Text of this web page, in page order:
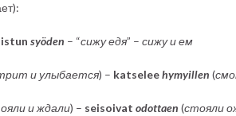
istun syöden – “сижу едя” – сижу и ем
и улыбается) – katseleehymyillen (
и ждали) – seisoivat odottaen (стояли